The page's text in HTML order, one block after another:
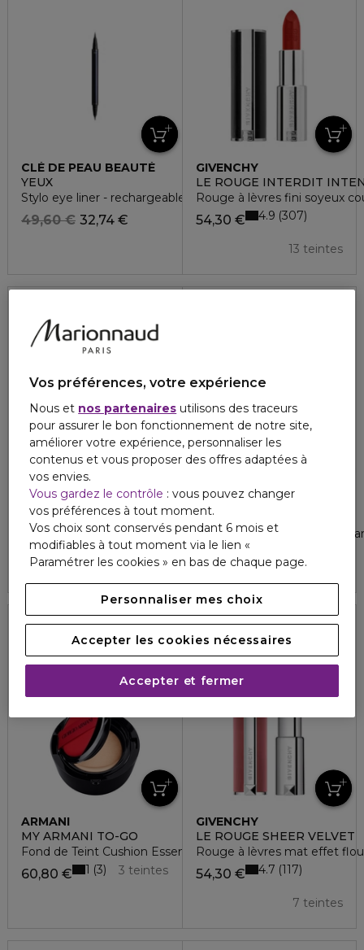
CLÉ DE PEAU BEAUTÉ
YEUX
Stylo eye liner - rechargeable
32,74 €
49,60 €
GIVENCHY
LE ROUGE INTERDIT
Rouge à lèvres fini soyeux
54,30 €
13 teintes
4.9 307
Recharge
CLARINS
JOLI ROUGE SHINY
Rouge à lèvres fini brillant - recharge
33,00 € 8 teintes
4 9
DIOR
ROUGE DIOR
Rouge dior la recharge
47,20 €
Recharge
ARMANI
MY ARMANI TO-GO
Fond de Teint Cushion Essence de Teint Recharge
60,80 € 3 teintes
1 3
Rechargeable
GIVENCHY
LE ROUGE SHEER VELVET
Rouge à lèvres mat effet
54,30 €
7 teintes
4.7 117
Vos préférences, votre expérience
Nous et nos partenaires utilisons des traceurs
pour assurer le bon fonctionnement de notre site,
améliorer votre expérience, personnaliser les
contenus et vous proposer des offres adaptées à
vos envies.
Vous gardez le contrôle : vous pouvez changer
vos préférences à tout moment.
Vos choix sont conservés pendant 6 mois et
modifiables à tout moment via le lien «
Paramétrer les cookies » en bas de chaque page.
Personnaliser mes choix
Accepter les cookies nécessaires
Accepter et fermer